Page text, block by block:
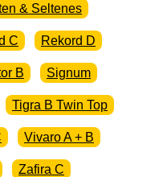
& Seltenes
C Rekord D
B Signum
Tigra B Twin Top
Vivaro A + B
Zafira C